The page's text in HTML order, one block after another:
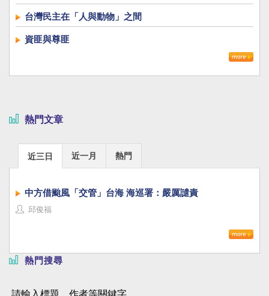
台灣民主在「人與動物」之間
資匪與尊匪
熱門文章
近三日 近一月 熱門
中方借颱風「交管」台海 海巡署：嚴厲譴責
邱俊福
熱門搜尋
請輸入標題、作者等關鍵字